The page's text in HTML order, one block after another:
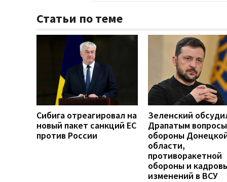
Статьи по теме
Сибига отреагировал на
новый пакет санкций ЕС
против России
Зеленский
Драпатым вопросы
обороны
области,
противоракетной
обороны и
изменений в ВСУ